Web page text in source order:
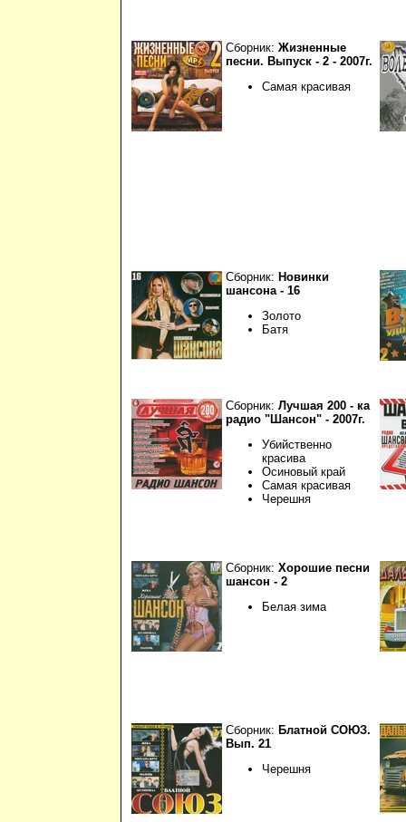
Сборник: Жизненные
песни. Выпуск - 2 - 2007г.
Самая красивая
Сборник: Новинки
шансона - 16
Золото
Батя
Сборник: Лучшая 200 - ка
радио "Шансон" - 2007г.
Убийственно
красива
Осиновый край
Самая красивая
Черешня
Сборник: Хорошие песни
шансон - 2
Белая зима
Сборник: Блатной СОЮЗ.
Вып. 21
Черешня